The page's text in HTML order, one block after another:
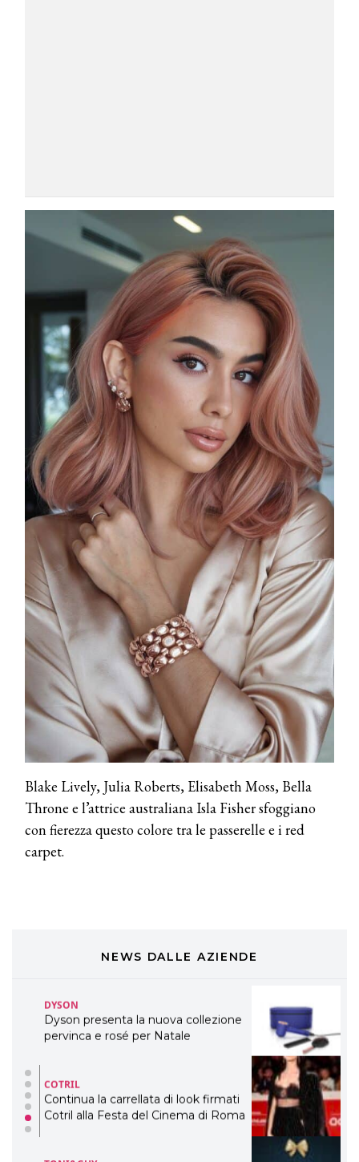
Blake Lively, Julia Roberts, Elisabeth Moss, Bella
Throne e l’attrice australiana Isla Fisher sfoggiano
con fierezza questo colore tra le passerelle e i red
carpet.
NEWS DALLE AZIENDE
COSMOPROF WORLDWIDE BOLOGNA
Cosmprof Worldwide Bologna
presenta THE BEAUTY &
WELLNESS CONGRESS 2022: I
TEMI
DYSON
Dyson presenta la nuova collezione
pervinca e rosé per Natale
COTRIL
Continua la carrellata di look firmati
Cotril alla Festa del Cinema di Roma
TONI&GUY
A Natale regala una doppia
TONI&GUY “Feel Good Experience”!
TONI&GUY
LABEL.M lancia la sua innovativa ed
eco-sostenibile linea di prodotti
professionali
DAVINES
preziosi per un regalo adatto ad
ogni capello
COSMOPROF WORLDWIDE BOLOGNA
presenta THE BEAUTY &
pervinca e rosé per Natale
COTRIL
Continua la carrellata di look firmati
Cotril alla Festa del Cinema di Roma
TONI&GUY
A Natale regala una doppia
TONI&GUY “Feel Good Experience”!